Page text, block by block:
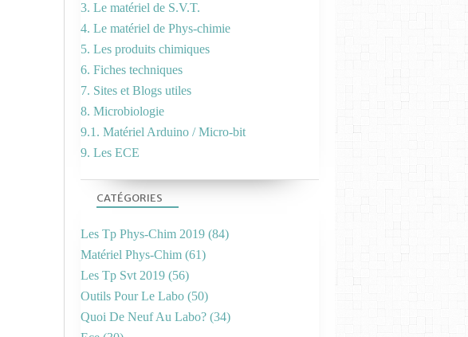
3. Le matériel de S.V.T.
4. Le matériel de Phys-chimie
5. Les produits chimiques
6. Fiches techniques
7. Sites et Blogs utiles
8. Microbiologie
9.1. Matériel Arduino / Micro-bit
9. Les ECE
CATÉGORIES
Les Tp Phys-Chim 2019 (84)
Matériel Phys-Chim (61)
Les Tp Svt 2019 (56)
Outils Pour Le Labo (50)
Quoi De Neuf Au Labo? (34)